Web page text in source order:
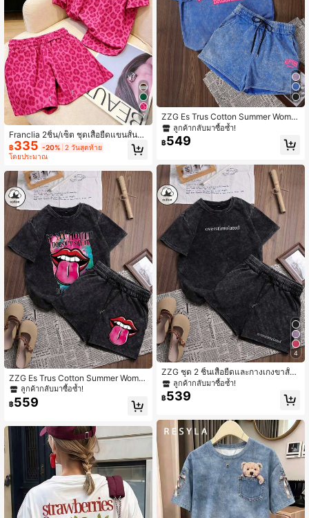
7
Franclia 2ชิ้น/เซ็ต ชุดเสื้อยืดแขนสั้นพิ
มพ์ลายเสือดาวสีชมพูสไตล์ Dopamine
Baddie + กางเกงขาสั้น ชุดลำลอง, เสื้อ
+ กางเกงขาสั้นมีเชือกผูก ชุดลำลอง, ชุ
ดลำลองลายเสือดาวสีชมพู 2 ชิ้น, ชุดกีฬ
าพิมพ์ลายเสือดาวสีชมพูสไตล์ Y2K Ba
ddie, ชุดเสื้อยืดแขนสั้นลายเสือดาวสีช
มพูสไตล์เกาหลี 2 ชิ้น, ชุดลำลองลายเสื
อดาวสีชมพูสำหรับฤดูร้อน
฿335 -20% 2 วันสุดท้าย
โดยประมาณ
ZZG Es Trus Cotton Summer Wome
n's Graffiti "Lip Letter" Graphic Print
Hiphop Tee And Shorts 2-Piece Se
t, Comfortable Retro Streetwear Kor
utfit, Black Fitted Round Neck Short
Sleeve Washed T-Shirt And Shorts
Elegant
ลูกค้ากลับมาซื้อซ้ำ!
฿559
ZZG Es Trus Cotton Summer Wome
n's Funny Printed Hip-Hop "New Yo
rk" Personalized Letter Graphic Prin
t Street Style Korean Version Comfo
satile Y2K Style Women's Clothing,
Regular Niche Punk Style Washed
Round Neck Short Sleeve T-Shirt A
nd Shorts 2-Piece Set Elegant
ลูกค้ากลับมาซื้อซ้ำ!
฿549
4
ZZG ชุด 2 ชิ้นเสื้อยืดและกางเกงขาสั้น
ผ้าฝ้ายสำหรับผู้หญิง Es Trus ลายกราฟิ
กตลกขบขันในฤดูร้อน, พิมพ์ "Simple L
etter" ที่ได้รับแรงบันดาลใจจากสตรีทแ
ยืดคอกลมแขนสั้นเข้ารูปสีดำและกางเก
งขาสั้นที่หรูหรา, สวยงาม
ลูกค้ากลับมาซื้อซ้ำ!
฿539